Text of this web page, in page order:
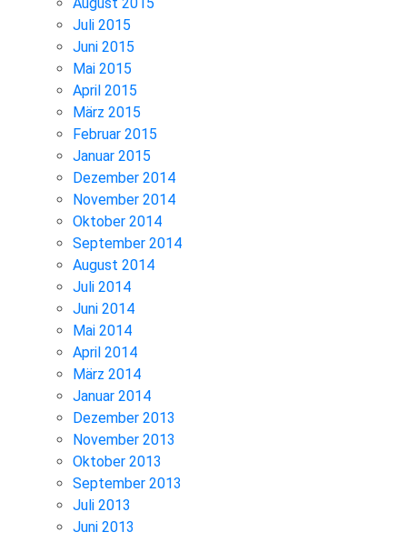
Juli 2015
Juni 2015
Mai 2015
April 2015
März 2015
Februar 2015
Januar 2015
Dezember 2014
November 2014
Oktober 2014
September 2014
August 2014
Juli 2014
Juni 2014
Mai 2014
April 2014
März 2014
Januar 2014
Dezember 2013
November 2013
Oktober 2013
September 2013
Juli 2013
Juni 2013